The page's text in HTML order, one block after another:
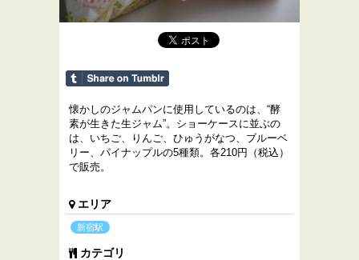
懐かしのジャムパンに使用しているのは、“酵
素が生きた生ジャム”。ショーケースに並ぶの
は、いちご、りんご、ひゅうがなつ、ブルーベ
リー、パイナップルの5種類。各210円（税込）
で販売。
エリア
新宿駅
カテゴリ